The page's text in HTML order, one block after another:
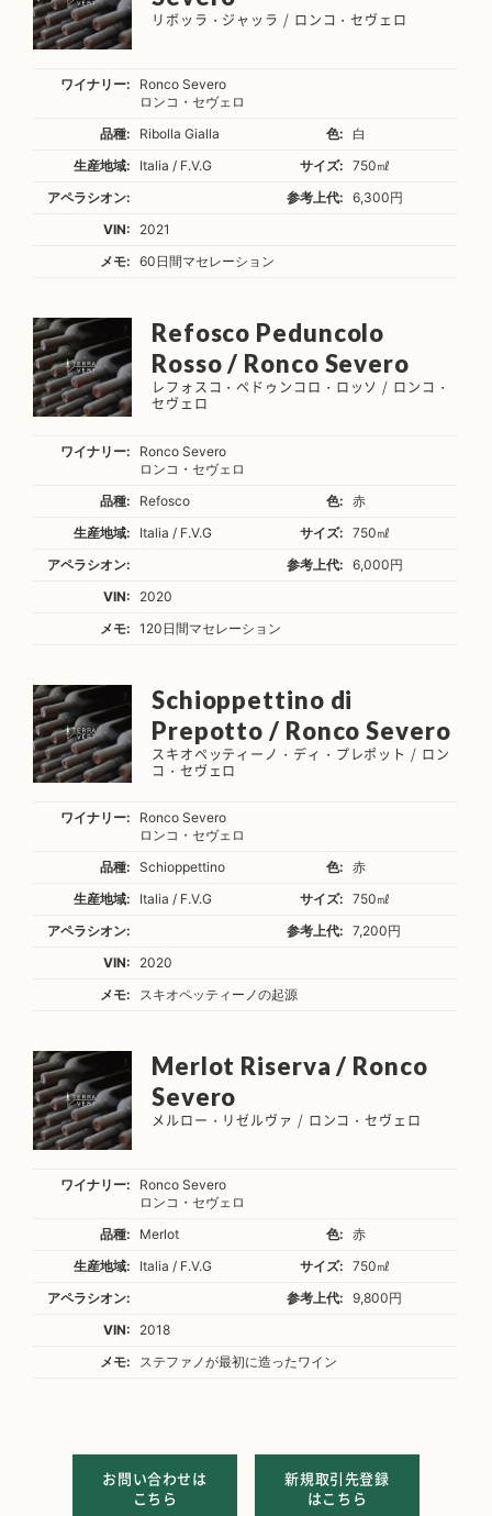
リボッラ・ジャッラ / ロンコ・セヴェロ
ワイナリー:
Ronco Severo
ロンコ・セヴェロ
品種:
Ribolla Gialla 色:
白
生産地域:
Italia / F.V.G サイズ:
750㎖
アペラシオン:
参考上代:
6,300円
VIN:
2021
メモ:
60日間マセレーション
Refosco Peduncolo
Rosso / Ronco Severo
レフォスコ・ペドゥンコロ・ロッソ / ロンコ・
セヴェロ
ワイナリー:
Ronco Severo
ロンコ・セヴェロ
品種:
Refosco 色:
赤
生産地域:
Italia / F.V.G サイズ:
750㎖
アペラシオン:
参考上代:
6,000円
VIN:
2020
メモ:
120日間マセレーション
Schioppettino di
Prepotto / Ronco Severo
スキオペッティーノ・ディ・プレポット / ロン
コ・セヴェロ
ワイナリー:
Ronco Severo
ロンコ・セヴェロ
品種:
Schioppettino 色:
赤
生産地域:
Italia / F.V.G サイズ:
750㎖
アペラシオン:
参考上代:
7,200円
VIN:
2020
メモ:
スキオペッティーノの起源
Merlot Riserva / Ronco
Severo
メルロー・リゼルヴァ / ロンコ・セヴェロ
ワイナリー:
Ronco Severo
ロンコ・セヴェロ
品種:
Merlot 色:
赤
生産地域:
Italia / F.V.G サイズ:
750㎖
アペラシオン:
参考上代:
9,800円
VIN:
2018
メモ:
ステファノが最初に造ったワイン
お問い合わせは
こちら
新規取引先登録
はこちら